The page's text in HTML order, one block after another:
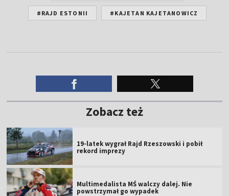
#RAJD ESTONII #KAJETAN KAJETANOWICZ
Zobacz też
19-latek wygrał Rajd Rzeszowski i pobił
rekord imprezy
Multimedalista MŚ walczy dalej. Nie
powstrzymał go wypadek